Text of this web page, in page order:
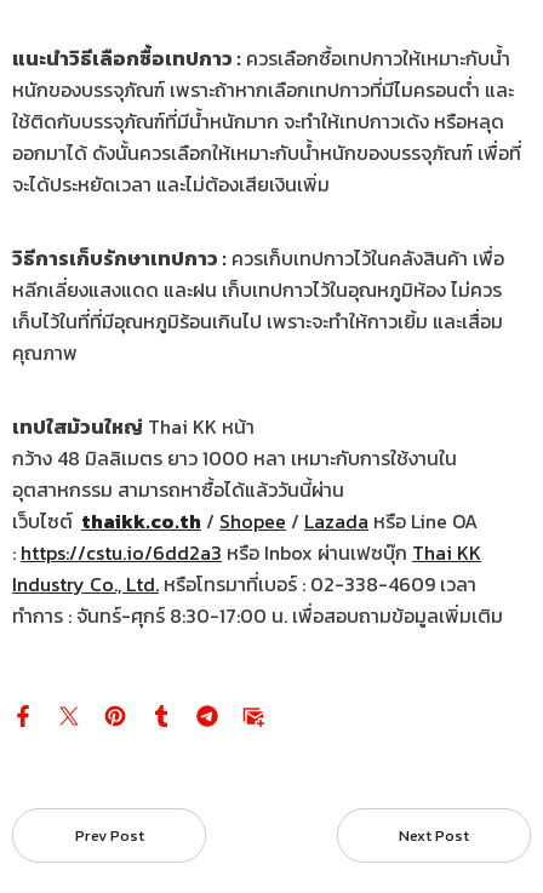
แนะนำวิธีเลือกซื้อเทปกาว : ควรเลือกซื้อเทปกาวให้เหมาะกับน้ำ
หนักของบรรจุภัณฑ์ เพราะถ้าหากเลือกเทปกาวที่มีไมครอนต่ำ และ
ใช้ติดกับบรรจุภัณฑ์ที่มีน้ำหนักมาก จะทำให้เทปกาวเด้ง หรือหลุด
ออกมาได้ ดังนั้นควรเลือกให้เหมาะกับน้ำหนักของบรรจุภัณฑ์ เพื่อที่
จะได้ประหยัดเวลา และไม่ต้องเสียเงินเพิ่ม
วิธีการเก็บรักษาเทปกาว : ควรเก็บเทปกาวไว้ในคลังสินค้า เพื่อ
หลีกเลี่ยงแสงแดด และฝน เก็บเทปกาวไว้ในอุณหภูมิห้อง ไม่ควร
เก็บไว้ในที่ที่มีอุณหภูมิร้อนเกินไป เพราะจะทำให้กาวเยิ้ม และเสื่อม
คุณภาพ
เทปใสม้วนใหญ่ Thai KK หน้า
กว้าง 48 มิลลิเมตร ยาว 1000 หลา เหมาะกับการใช้งานใน
อุตสาหกรรม สามารถหาซื้อได้แล้ววันนี้ผ่าน
เว็บไซต์ thaikk.co.th / Shopee / Lazada หรือ Line OA
: https://cstu.io/6dd2a3 หรือ Inbox ผ่านเฟซบุ๊ก Thai KK
Industry Co., Ltd. หรือโทรมาที่เบอร์ : 02-338-4609 เวลา
ทำการ : จันทร์-ศุกร์ 8:30-17:00 น. เพื่อสอบถามข้อมูลเพิ่มเติม
Prev Post Next Post